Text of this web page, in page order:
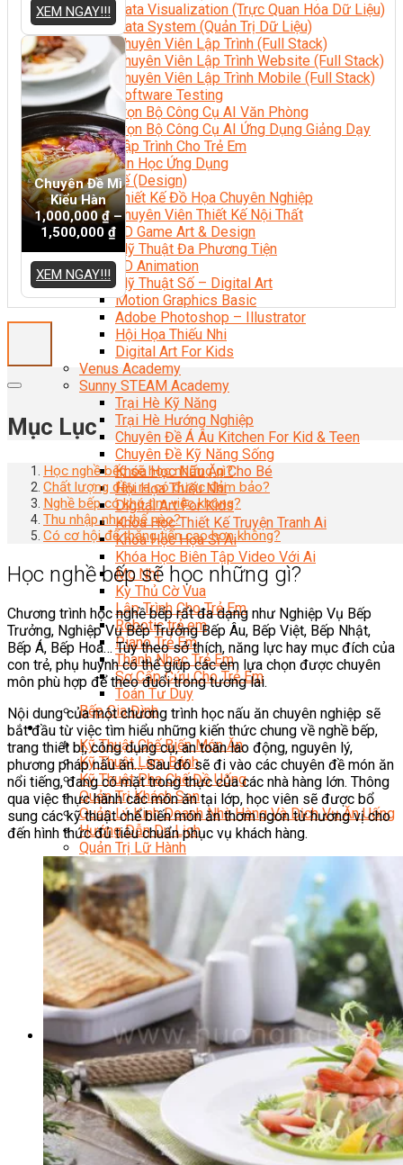
Data Visualization (Trực Quan Hóa Dữ Liệu)
Data System (Quản Trị Dữ Liệu)
Chuyên Viên Lập Trình (Full Stack)
Chuyên Viên Lập Trình Website (Full Stack)
Chuyên Viên Lập Trình Mobile (Full Stack)
Software Testing
Trọn Bộ Công Cụ AI Văn Phòng
Trọn Bộ Công Cụ AI Ứng Dụng Giảng Dạy
Lập Trình Cho Trẻ Em
Tin Học Ứng Dụng
Thiết Kế (Design)
Thiết Kế Đồ Họa Chuyên Nghiệp
Chuyên Viên Thiết Kế Nội Thất
3D Game Art & Design
Mỹ Thuật Đa Phương Tiện
3D Animation
Mỹ Thuật Số – Digital Art
Motion Graphics Basic
Adobe Photoshop – Illustrator
Hội Họa Thiếu Nhi
Digital Art For Kids
Venus Academy
Sunny STEAM Academy
Trại Hè Kỹ Năng
Trại Hè Hướng Nghiệp
Chuyên Đề Á Âu Kitchen For Kid & Teen
Chuyên Đề Kỹ Năng Sống
Khóa Học Nấu Ăn Cho Bé
Hội Họa Thiếu Nhi
Digital Art For Kids
Khóa Học Thiết Kế Truyện Tranh Ai
Khóa Học Họa Sĩ Ai
Khóa Học Biên Tập Video Với Ai
Mc Nhí
Kỳ Thủ Cờ Vua
Lập Trình Cho Trẻ Em
Robotic trẻ em
Piano Trẻ Em
Thanh Nhạc Trẻ Em
Sơ Cấp Cứu Cho Trẻ Em
Toán Tư Duy
Bếp Gia Đình
Trung Cấp CET
Kỹ Thuật Chế Biến Món Ăn
Kỹ Thuật Làm Bánh
Kỹ Thuật Pha Chế Đồ Uống
Quản Trị Khách Sạn
Quản Lý Kinh Doanh Nhà Hàng Và Dịch Vụ Ăn Uống
Hướng Dẫn Du Lịch
Quản Trị Lữ Hành
Marketing
Tạo Mẫu Và Chăm Sóc Sắc Đẹp
Truyền Thông Đa Phương Tiện
Công Nghệ Thông Tin
An Ninh Mạng
Thiết Kế Đồ Họa
Âm Nhạc
Điện Công Nghiệp Và Dân Dụng
Văn Hóa Phổ Thông
Nâng Cao Năng Lực Tiếng Anh – Chuẩn TOEIC
Tin Tức
HỌC BỔNG 2026
Học kỹ năng
Đào Tạo Nghề
Hoạt Động
Văn Hóa Ẩm Thực Việt Nam
Sự Kiện Hướng Nghiệp Á Âu
Siêu Thị ĐVP Market
XEM NGAY!!!
Chuyên Đề Mì
Kiểu Hàn
1,000,000₫–
1,500,000 ₫
XEM NGAY!!!
Mục Lục
Học nghề bếp sẽ học những gì?
Chất lượng đầu ra có được đảm bảo?
Nghề bếp có khó tìm việc không?
Thu nhập như thế nào?
Có cơ hội để thăng tiến cao hơn không?
Học nghề bếp sẽ học những gì?
Chương trình học nghề bếp rất đa dạng như Nghiệp Vụ Bếp
Trưởng, Nghiệp Vụ Bếp Trưởng Bếp Âu, Bếp Việt, Bếp Nhật,
Bếp Á, Bếp Hoa… Tùy theo sở thích, năng lực hay mục đích của
con trẻ, phụ huynh có thể giúp các em lựa chọn được chuyên
môn phù hợp để theo đuổi trong tương lai.
Nội dung của một chương trình học nấu ăn chuyên nghiệp sẽ
bắt đầu từ việc tìm hiểu những kiến thức chung về nghề bếp,
trang thiết bị, công dụng cụ, an toàn lao động, nguyên lý,
phương pháp nấu ăn… Sau đó sẽ đi vào các chuyên đề món ăn
nổi tiếng, đang có mặt trong thực của các nhà hàng lớn. Thông
qua việc thực hành các món ăn tại lớp, học viên sẽ được bổ
sung các kỹ thuật chế biến món ăn thơm ngon từ hương vị cho
đến hình thức đủ tiêu chuẩn phục vụ khách hàng.